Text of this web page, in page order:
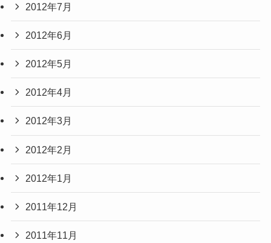
2012年7月
2012年6月
2012年5月
2012年4月
2012年3月
2012年2月
2012年1月
2011年12月
2011年11月